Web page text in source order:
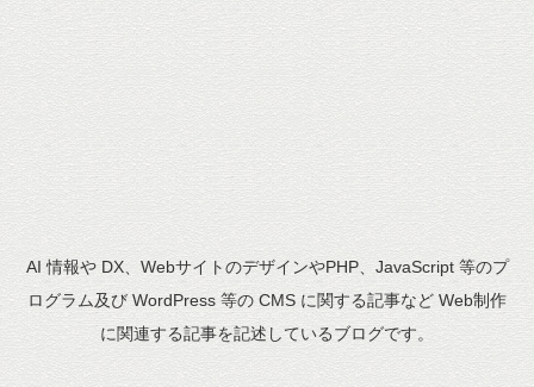
AI 情報や DX、WebサイトのデザインやPHP、JavaScript 等のプ
ログラム及び WordPress 等の CMS に関する記事など Web制作
に関連する記事を記述しているブログです。